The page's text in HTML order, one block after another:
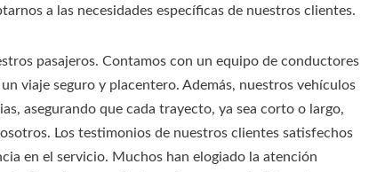
a las necesidades específicas de nuestros clientes.
pasajeros. Contamos con un equipo de conductores
viaje seguro y placentero. Además, nuestros vehículos
asegurando que cada trayecto, ya sea corto o largo,
Los testimonios de nuestros clientes satisfechos
en el servicio. Muchos han elogiado la atención